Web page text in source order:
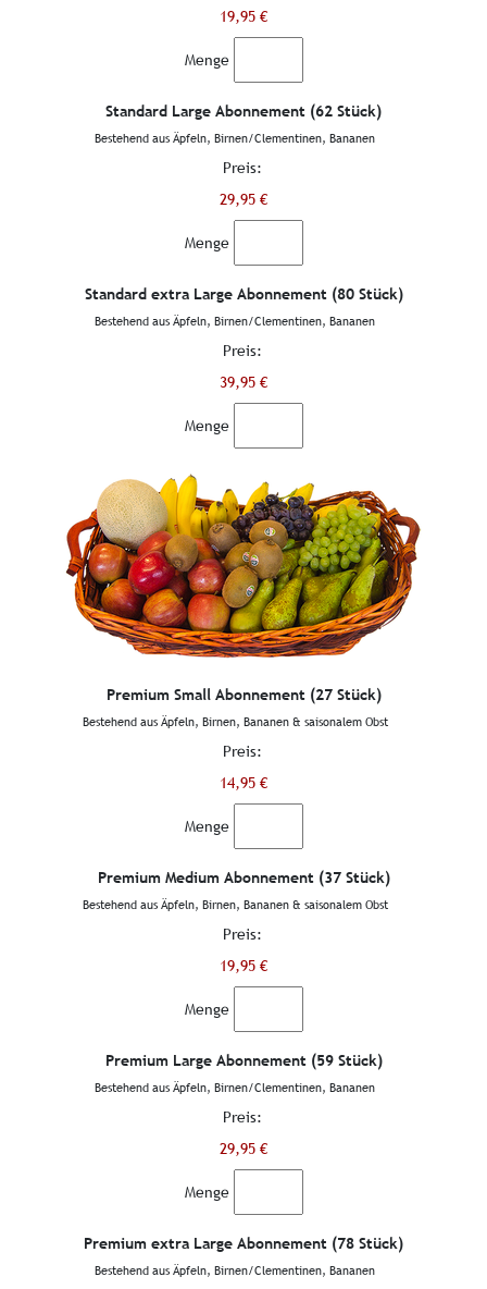
19,95 €
Menge
Standard Large Abonnement (62 Stück)
Bestehend aus Äpfeln, Birnen/Clementinen, Bananen
Preis:
29,95 €
Menge
Standard extra Large Abonnement (80 Stück)
Bestehend aus Äpfeln, Birnen/Clementinen, Bananen
Preis:
39,95 €
Menge
Premium Small Abonnement (27 Stück)
Bestehend aus Äpfeln, Birnen, Bananen & saisonalem Obst
Preis:
14,95 €
Menge
Premium Medium Abonnement (37 Stück)
Bestehend aus Äpfeln, Birnen, Bananen & saisonalem Obst
Preis:
19,95 €
Menge
Premium Large Abonnement (59 Stück)
Bestehend aus Äpfeln, Birnen/Clementinen, Bananen
Preis:
29,95 €
Menge
Premium extra Large Abonnement (78 Stück)
Bestehend aus Äpfeln, Birnen/Clementinen, Bananen